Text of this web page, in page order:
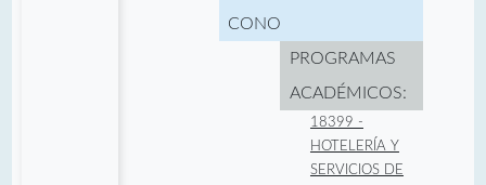
CONOCIMIENTO:
PROGRAMAS
ACADÉMICOS:
18399 -
HOTELERÍA Y
SERVICIOS DE